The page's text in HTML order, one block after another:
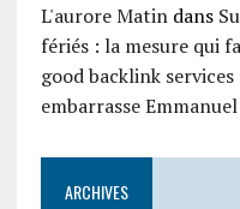
L'aurore Matindans
fériés : la mesure qui
good backlink services
embarrasse
ARCHIVES